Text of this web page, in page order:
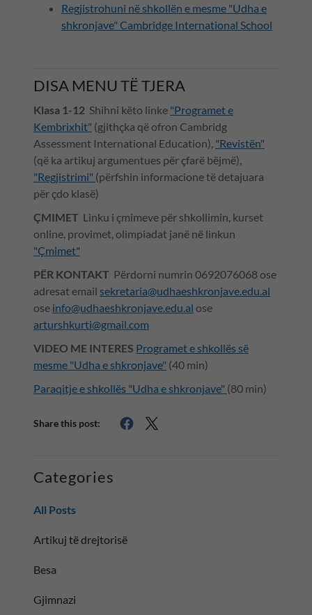
Regjistrohuni në shkollën e mesme "Udha e
shkronjave" Cambridge International School
DISA MENU TË TJERA
Klasa 1-12 Shihni këto linke "Programet e
Kembrixhit" (gjithçka që ofron Cambridg
Assessment International Education), "Revistën"
(që ka artikuj argumentues për çfarë bëjmë),
"Regjistrimi" (përfshin informacione të detajuara
për çdo klasë)
ÇMIMET Linku i çmimeve për shkollimin, kurset
online, provimet, olimpiadat janë në linkun
"Çmimet"
PËR KONTAKT Përdorni numrin 0692076068 ose
adresat email sekretaria@udhaeshkronjave.edu.al
ose info@udhaeshkronjave.edu.al ose
arturshkurti@gmail.com
VIDEO ME INTERES Programet e shkollës së
mesme "Udha e shkronjave" (40 min)
Paraqitje e shkollës "Udha e shkronjave" (80 min)
Share this post:
Categories
All Posts
Artikuj të drejtorisë
Besa
Gjimnazi